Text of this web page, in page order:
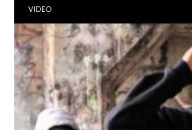
VIDEO